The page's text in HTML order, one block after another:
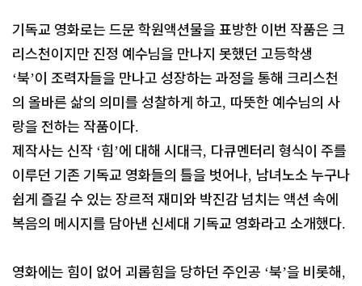
기독교 영화로는 드문 학원액션물을 표방한 이번 작품은 크
리스천이지만 진정 예수님을 만나지 못했던 고등학생
‘북’이 조력자들을 만나고 성장하는 과정을 통해 크리스천
의 올바른 삶의 의미를 성찰하게 하고, 따뜻한 예수님의 사
랑을 전하는 작품이다.
제작사는 신작 ‘힘’에 대해 시대극, 다큐멘터리 형식이 주를
이루던 기존 기독교 영화들의 틀을 벗어나, 남녀노소 누구나
쉽게 즐길 수 있는 장르적 재미와 박진감 넘치는 액션 속에
복음의 메시지를 담아낸 신세대 기독교 영화라고 소개했다.
영화에는 힘이 없어 괴롭힘을 당하던 주인공 ‘북’을 비롯해,